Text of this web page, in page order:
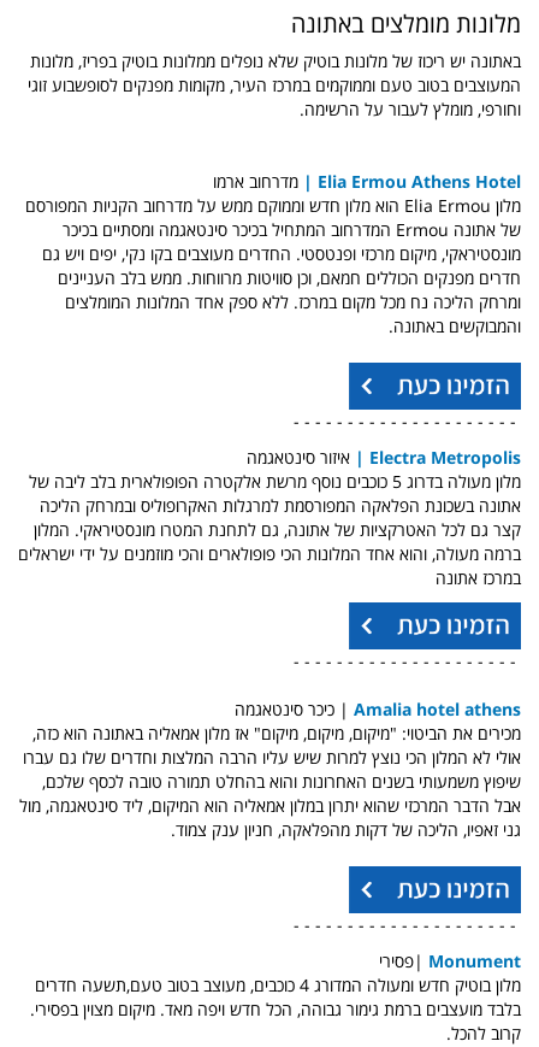
מלונות מומלצים באתונה
באתונה יש ריכוז של מלונות בוטיק שלא נופלים ממלונות בוטיק בפריז, מלונות
המעוצבים בטוב טעם וממוקמים במרכז העיר, מקומות מפנקים לסופשבוע זוגי
וחורפי, מומלץ לעבור על הרשימה.
Elia Ermou Athens Hotel
| מדרחוב ארמו
מלון Elia Ermou הוא מלון חדש וממוקם ממש על מדרחוב הקניות המפורסם
של אתונה
Ermou המדרחוב המתחיל בכיכר סינטאגמה ומסתיים בכיכר
מונסטיראקי, מיקום מרכזי ופנטסטי. החדרים מעוצבים בקו נקי, יפים ויש גם
חדרים מפנקים הכוללים חמאם, וכן סוויטות מרווחות. ממש בלב העניינים
ומרחק הליכה נח מכל מקום במרכז. ללא ספק אחד המלונות המומלצים
והמבוקשים באתונה.
- - - - - - - - - - - - - - - - - - - - -
Electra Metropolis
| איזור סינטאגמה
מלון מעולה בדרוג 5 כוכבים נוסף מרשת אלקטרה הפופולארית בלב ליבה של
אתונה בשכונת הפלאקה המפורסמת למרגלות האקרופוליס ובמרחק הליכה
קצר גם לכל האטרקציות של אתונה, גם לתחנת המטרו מונסטיראקי. המלון
ברמה מעולה, והוא אחד המלונות הכי פופולארים והכי מוזמנים על ידי ישראלים
במרכז אתונה
- - - - - - - - - - - - - - - - - - - - -
Amalia hotel athens | כיכר סינטאגמה
מכירים את הביטוי: "מיקום, מיקום, מיקום" אז מלון אמאליה באתונה הוא כזה,
אולי לא המלון הכי נוצץ למרות שיש עליו הרבה המלצות וחדרים שלו גם עברו
שיפוץ משמעותי בשנים האחרונות והוא בהחלט תמורה טובה לכסף שלכם,
אבל הדבר המרכזי שהוא יתרון במלון אמאליה הוא המיקום, ליד סינטאגמה, מול
גני זאפיו, הליכה של דקות מהפלאקה, חניון ענק צמוד.
- - - - - - - - - - - - - - - - - - - - -
Monument |פסירי
מלון בוטיק חדש ומעולה המדורג 4 כוכבים, מעוצב בטוב טעם,
תשעה חדרים
בלבד מועצבים ברמת גימור גבוהה, הכל חדש ויפה מאד. מיקום מצוין בפסירי.
קרוב להכל.